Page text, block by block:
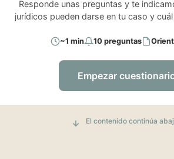
Responde unas preguntas y te
jurídicos pueden darse en tu caso y
~1 min 10 preguntas
Empezar
El contenido continúa